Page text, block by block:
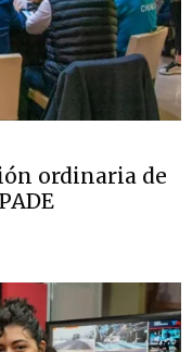
ordinaria de